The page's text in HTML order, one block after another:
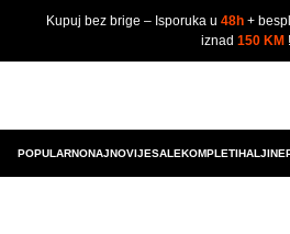
Kupuj bez brige – Isporuka u 48h +
iznad 150 KM !
POPULARNONAJNOVIJESALEKOMPLETIHALJINE